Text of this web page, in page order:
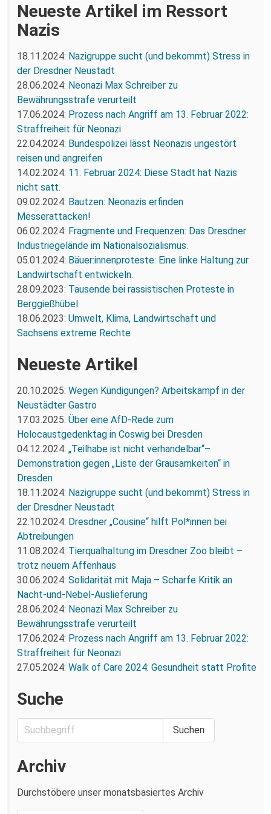
Neueste Artikel im Ressort
Nazis
18.11.2024: Nazigruppe sucht (und bekommt) Stress in
der Dresdner Neustadt
28.06.2024: Neonazi Max Schreiber zu
Bewährungsstrafe verurteilt
17.06.2024: Prozess nach Angriff am 13. Februar 2022:
Straffreiheit für Neonazi
22.04.2024: Bundespolizei lässt Neonazis ungestört
reisen und angreifen
14.02.2024: 11. Februar 2024: Diese Stadt hat Nazis
nicht satt.
09.02.2024: Bautzen: Neonazis erfinden
Messerattacken!
06.02.2024: Fragmente und Frequenzen: Das Dresdner
Industriegelände im Nationalsozialismus.
05.01.2024: Bäuer:innenproteste: Eine linke Haltung zur
Landwirtschaft entwickeln.
28.09.2023: Tausende bei rassistischen Proteste in
Berggießhübel
18.06.2023: Umwelt, Klima, Landwirtschaft und
Sachsens extreme Rechte
Neueste Artikel
20.10.2025: Wegen Kündigungen? Arbeitskampf in der
Neustädter Gastro
17.03.2025: Über eine AfD-Rede zum
Holocaustgedenktag in Coswig bei Dresden
04.12.2024: „Teilhabe ist nicht verhandelbar“–
Demonstration gegen „Liste der Grausamkeiten“ in
Dresden
18.11.2024: Nazigruppe sucht (und bekommt) Stress in
der Dresdner Neustadt
22.10.2024: Dresdner „Cousine“ hilft Pol*innen bei
Abtreibungen
11.08.2024: Tierqualhaltung im Dresdner Zoo bleibt –
trotz neuem Affenhaus
30.06.2024: Solidarität mit Maja – Scharfe Kritik an
Nacht-und-Nebel-Auslieferung
28.06.2024: Neonazi Max Schreiber zu
Bewährungsstrafe verurteilt
17.06.2024: Prozess nach Angriff am 13. Februar 2022:
Straffreiheit für Neonazi
27.05.2024: Walk of Care 2024: Gesundheit statt Profite
Suche
Archiv
Durchstöbere unser monatsbasiertes Archiv